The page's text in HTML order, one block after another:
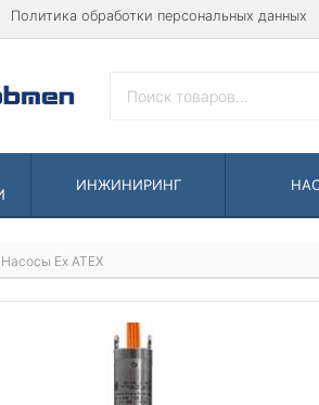
Политика обработки персональных данных
ИНЖИНИРИНГ
Насосы Ex ATEX